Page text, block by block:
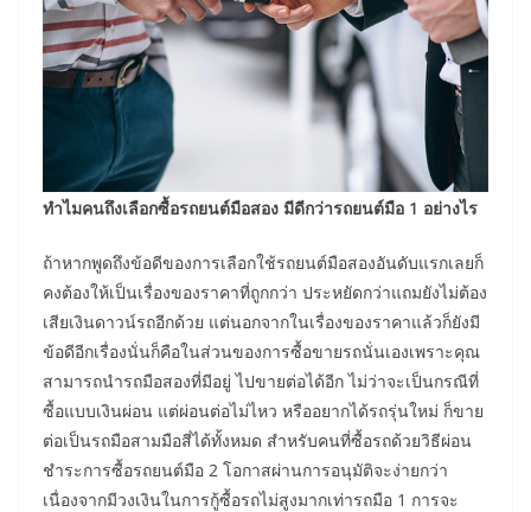
ทำไมคนถึงเลือกซื้อรถยนต์มือสอง มีดีกว่ารถยนต์มือ 1 อย่างไร
ถ้าหากพูดถึงข้อดีของการเลือกใช้รถยนต์มือสองอันดับแรกเลยก็
คงต้องให้เป็นเรื่องของราคาที่ถูกกว่า ประหยัดกว่าแถมยังไม่ต้อง
เสียเงินดาวน์รถอีกด้วย แต่นอกจากในเรื่องของราคาแล้วก็ยังมี
ข้อดีอีกเรื่องนั่นก็คือในส่วนของการซื้อขายรถนั่นเองเพราะคุณ
สามารถนำรถมือสองที่มีอยู่ ไปขายต่อได้อีก ไม่ว่าจะเป็นกรณีที่
ซื้อแบบเงินผ่อน แต่ผ่อนต่อไม่ไหว หรืออยากได้รถรุ่นใหม่ ก็ขาย
ต่อเป็นรถมือสามมือสี่ได้ทั้งหมด สำหรับคนที่ซื้อรถด้วยวิธีผ่อน
ชำระการซื้อรถยนต์มือ 2 โอกาสผ่านการอนุมัติจะง่ายกว่า
เนื่องจากมีวงเงินในการกู้ซื้อรถไม่สูงมากเท่ารถมือ 1 การจะ